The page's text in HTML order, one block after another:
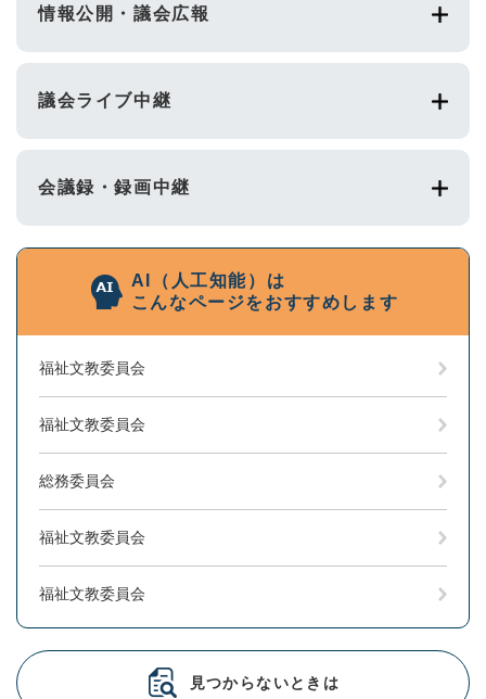
情報公開・議会広報
議会ライブ中継
会議録・録画中継
AI（人工知能）は
こんなページをおすすめします
福祉文教委員会
福祉文教委員会
総務委員会
福祉文教委員会
福祉文教委員会
見つからないときは